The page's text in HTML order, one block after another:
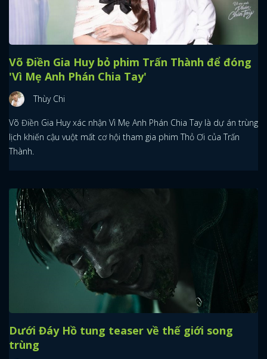
Võ Điền Gia Huy bỏ phim Trấn Thành để đóng
'Vì Mẹ Anh Phán Chia Tay'
Thùy Chi
Võ Điền Gia Huy xác nhận Vì Mẹ Anh Phán Chia Tay là dự án trùng
lịch khiến cậu vuột mất cơ hội tham gia phim Thỏ Ơi của Trấn
Thành.
Dưới Đáy Hồ tung teaser về thế giới song
trùng